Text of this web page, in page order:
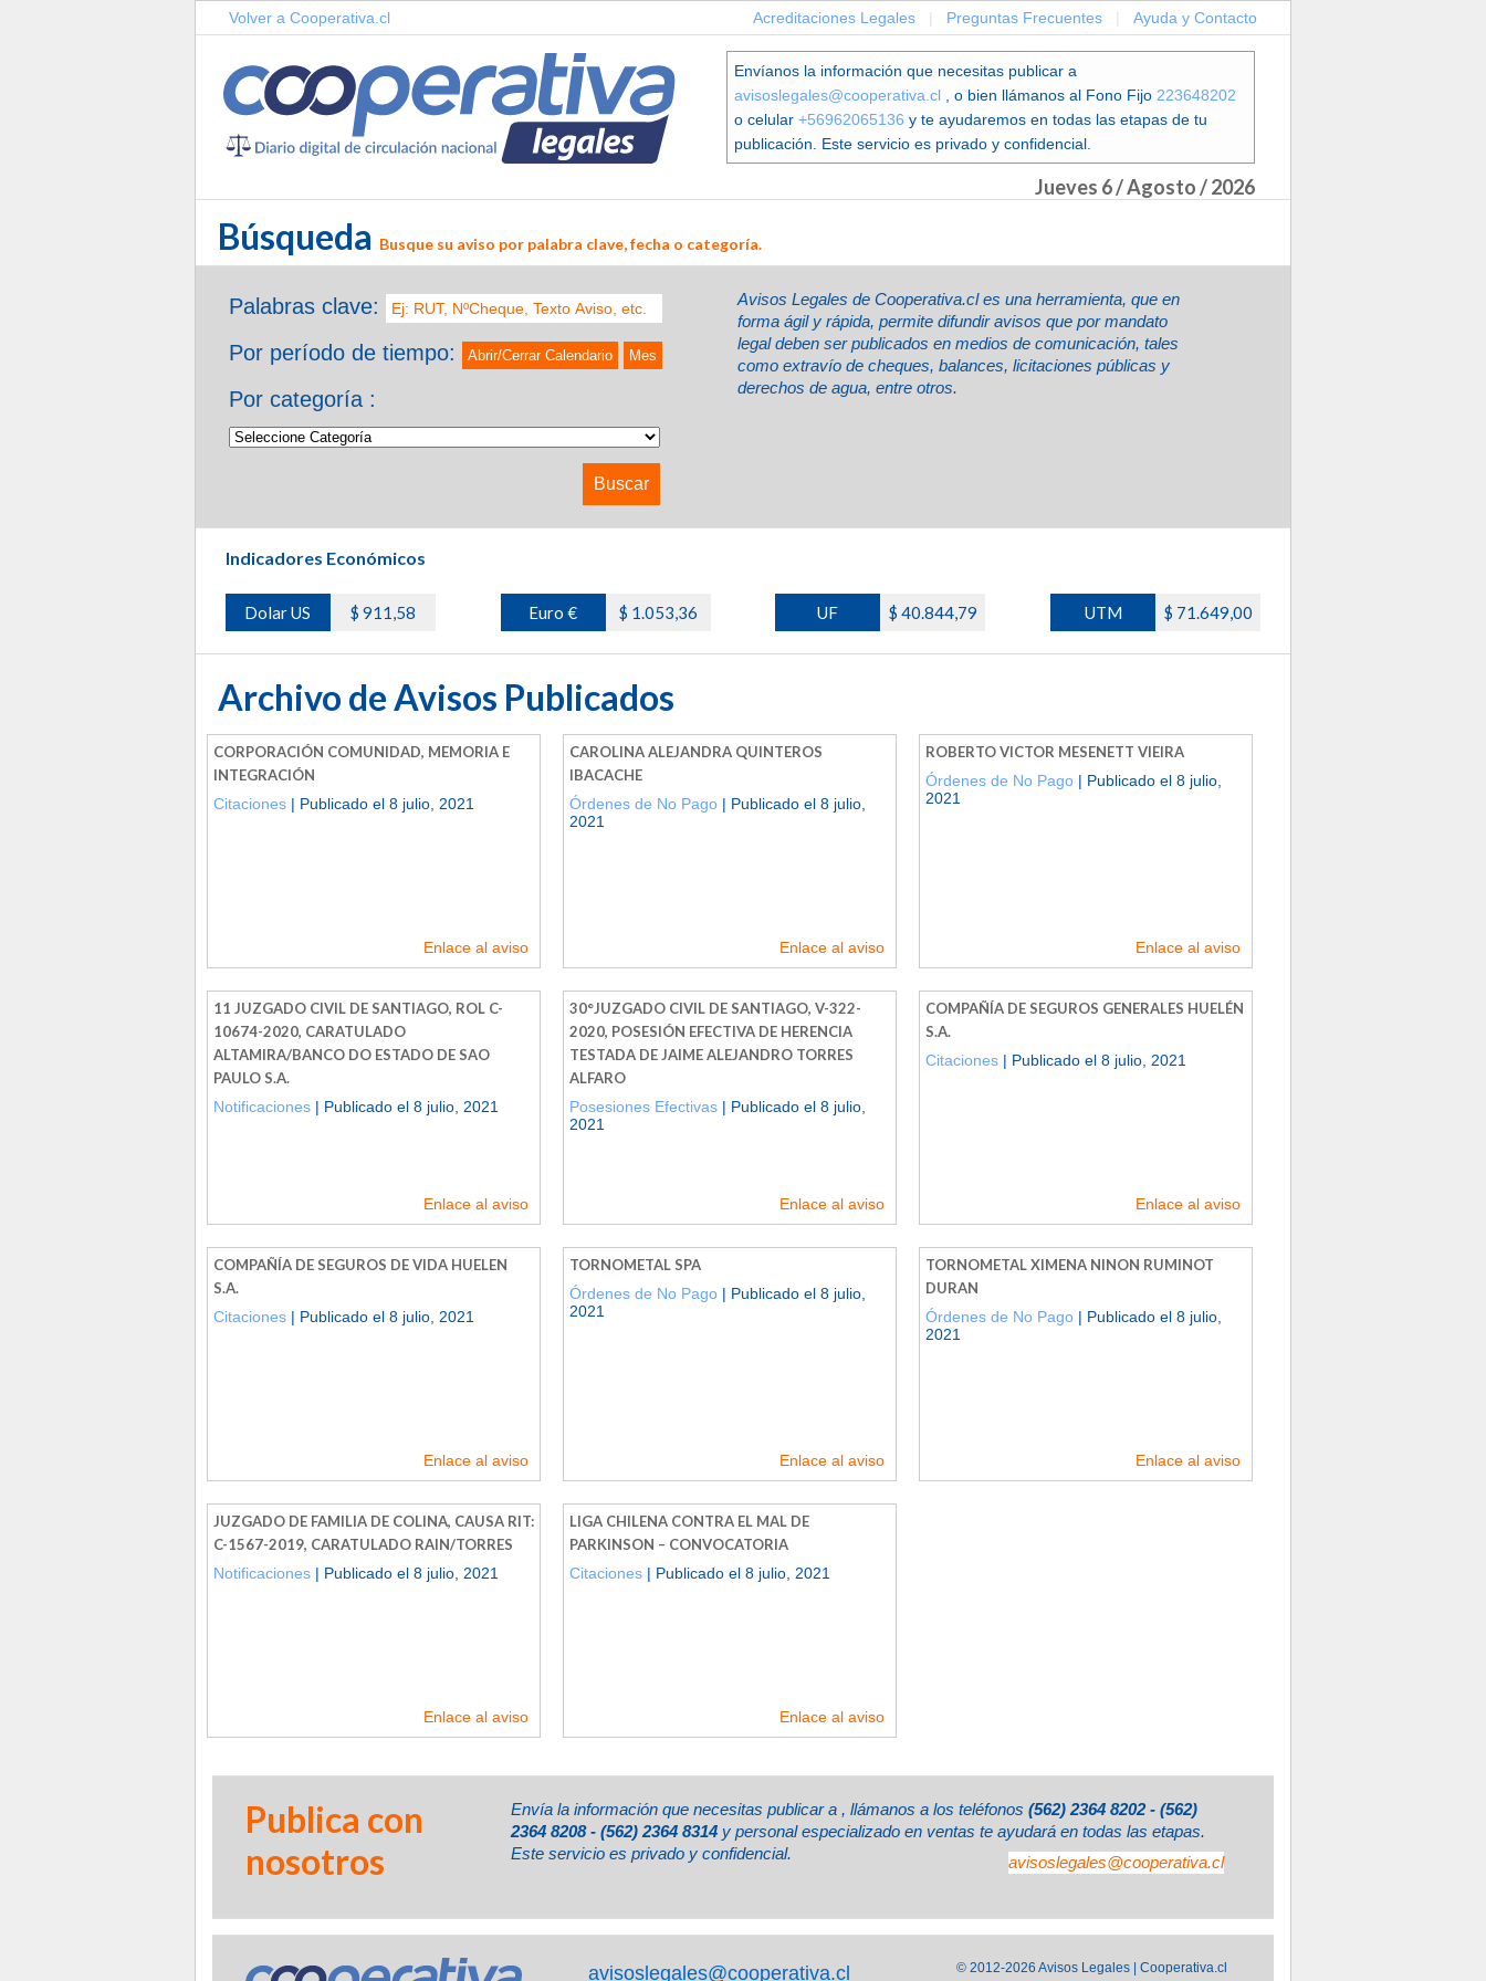
Volver a Cooperativa.cl Acreditaciones Legales Preguntas Frecuentes Ayuda y Contacto
Envíanos la información que necesitas publicar a
avisoslegales@cooperativa.cl , o bien llámanos al Fono Fijo 223648202
o celular +56962065136 y te ayudaremos en todas las etapas de tu
publicación. Este servicio es privado y confidencial.
Jueves 6 / Agosto / 2026
Búsqueda Busque su aviso por palabra clave, fecha o categoría.
Palabras clave:
Por período de tiempo:
Abrir/Cerrar Calendario Mes
Por categoría :
Avisos Legales de Cooperativa.cl es una herramienta, que en
forma ágil y rápida, permite difundir avisos que por mandato
legal deben ser publicados en medios de comunicación, tales
como extravío de cheques, balances, licitaciones públicas y
derechos de agua, entre otros.
Indicadores Económicos
Dolar US $ 911,58 Euro € $ 1.053,36 UF $ 40.844,79 UTM $ 71.649,00
Archivo de Avisos Publicados
CORPORACIÓN COMUNIDAD, MEMORIA E
INTEGRACIÓN
Citaciones | Publicado el 8 julio, 2021
Enlace al aviso
CAROLINA ALEJANDRA QUINTEROS
IBACACHE
Órdenes de No Pago | Publicado el 8 julio,
2021
Enlace al aviso
ROBERTO VICTOR MESENETT VIEIRA
Órdenes de No Pago | Publicado el 8 julio,
2021
Enlace al aviso
11 JUZGADO CIVIL DE SANTIAGO, ROL C-
10674-2020, CARATULADO
ALTAMIRA/BANCO DO ESTADO DE SAO
PAULO S.A.
Notificaciones | Publicado el 8 julio, 2021
Enlace al aviso
30°JUZGADO CIVIL DE SANTIAGO, V-322-
2020, POSESIÓN EFECTIVA DE HERENCIA
TESTADA DE JAIME ALEJANDRO TORRES
ALFARO
Posesiones Efectivas | Publicado el 8 julio,
2021
Enlace al aviso
COMPAÑÍA DE SEGUROS GENERALES HUELÉN
S.A.
Citaciones | Publicado el 8 julio, 2021
Enlace al aviso
COMPAÑÍA DE SEGUROS DE VIDA HUELEN
S.A.
Citaciones | Publicado el 8 julio, 2021
Enlace al aviso
TORNOMETAL SPA
Órdenes de No Pago | Publicado el 8 julio,
2021
Enlace al aviso
TORNOMETAL XIMENA NINON RUMINOT
DURAN
Órdenes de No Pago | Publicado el 8 julio,
2021
Enlace al aviso
JUZGADO DE FAMILIA DE COLINA, CAUSA RIT:
C-1567-2019, CARATULADO RAIN/TORRES
Notificaciones | Publicado el 8 julio, 2021
Enlace al aviso
LIGA CHILENA CONTRA EL MAL DE
PARKINSON – CONVOCATORIA
Citaciones | Publicado el 8 julio, 2021
Enlace al aviso
Publica con
nosotros
Envía la información que necesitas publicar a
avisoslegales@cooperativa.cl
, llámanos a los teléfonos (562) 2364 8202 - (562)
2364 8208 - (562) 2364 8314 y personal especializado en ventas te ayudará en todas las etapas.
Este servicio es privado y confidencial.
avisoslegales@cooperativa.cl © 2012-2026 Avisos Legales | Cooperativa.cl